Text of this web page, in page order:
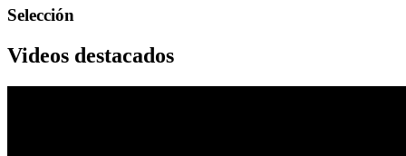
Selección
Videos destacados